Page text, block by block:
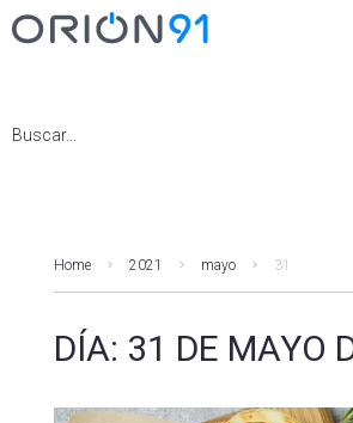
Home 2021 mayo 31
DÍA: 31 DE MAYO